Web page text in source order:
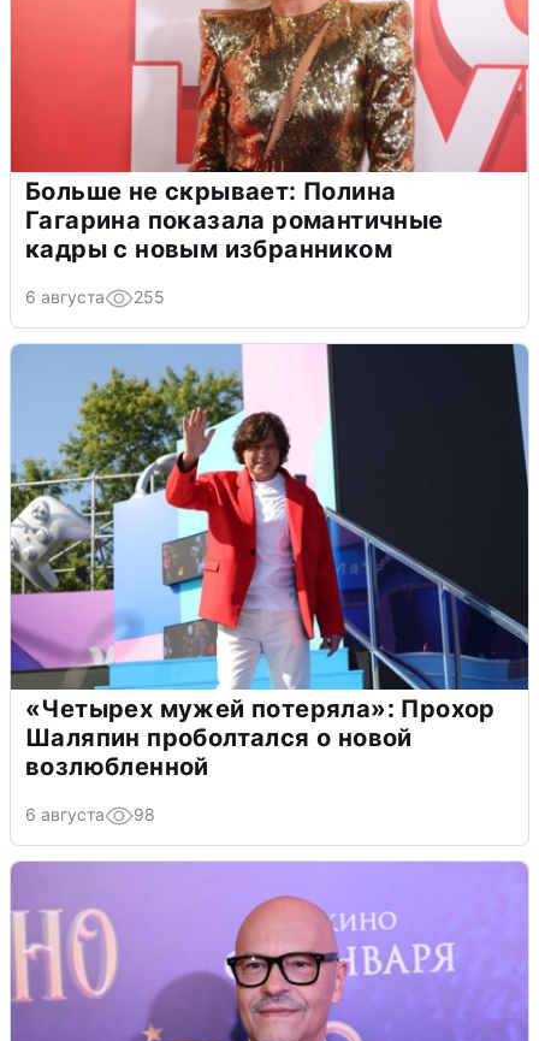
Больше не скрывает: Полина
Гагарина показала романтичные
кадры с новым избранником
6 августа 255
«Четырех мужей потеряла»: Прохор
Шаляпин проболтался о новой
возлюбленной
6 августа 98